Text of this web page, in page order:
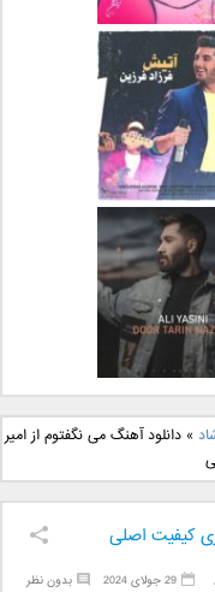
آهنگ جدید علی
بنام صورت
آهنگ جدید فرزاد
بنام آتیش
آهنگ جدید علی
دورترین نزدیک»دانلود آهنگ می نگفتوم از امیر
کیفیت اصلی
بدون نظر 29 جولای 2024